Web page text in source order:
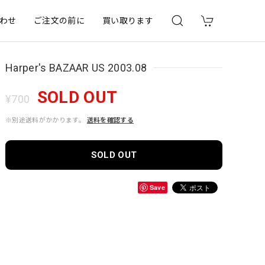
せ ご注文の前に 買い取ります
Harper's BAZAAR US 2003.08
¥700 SOLD OUT
※別途送料がかかります。 送料を確認する
SOLD OUT
Save